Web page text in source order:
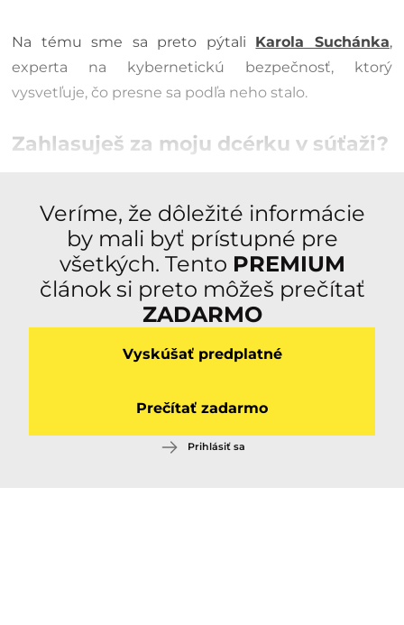
Na tému sme sa preto pýtali Karola Suchánka,
experta na kybernetickú bezpečnosť, ktorý
vysvetľuje, čo presne sa podľa neho stalo.
Zahlasuješ za moju dcérku v súťaži?
Veríme, že dôležité informácie
by mali byť prístupné pre
všetkých. Tento PREMIUM
článok si preto môžeš prečítať
ZADARMO
Vyskúšať predplatné
Prečítať zadarmo
Prihlásiť sa